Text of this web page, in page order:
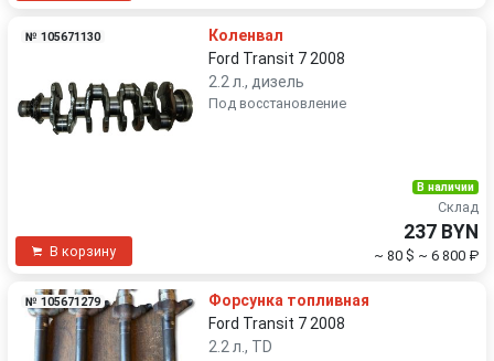
№ 105671130
Коленвал
Ford Transit 7 2008
2.2 л., дизель
Под восстановление
В корзину
В наличии
Склад
237 BYN
~ 80 $ ~ 6 800 ₽
№ 105671279
Форсунка топливная
Ford Transit 7 2008
2.2 л., TD